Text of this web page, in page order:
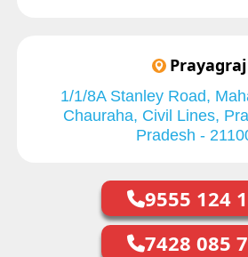
Prayagraj
1/1/8A Stanley Road,
Chauraha, Civil Lines,
Pradesh -
9555 124
7428 085